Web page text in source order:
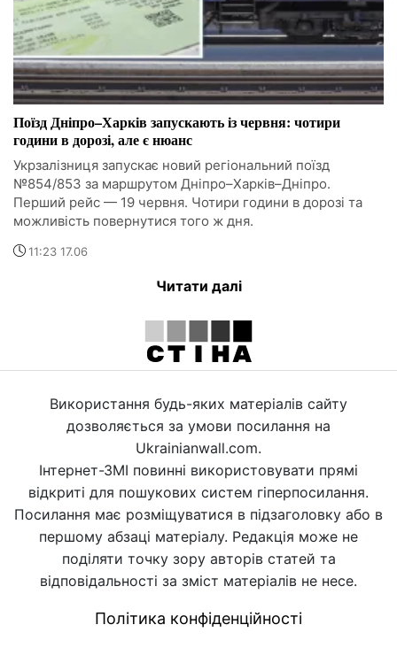
Поїзд Дніпро–Харків запускають із червня: чотири
години в дорозі, але є нюанс
Укрзалізниця запускає новий регіональний поїзд
№854/853 за маршрутом Дніпро–Харків–Дніпро.
Перший рейс — 19 червня. Чотири години в дорозі та
можливість повернутися того ж дня.
11:23 17.06
Читати далі
Використання будь-яких матеріалів сайту
дозволяється за умови посилання на
Ukrainianwall.com.
Інтернет-ЗМІ повинні використовувати прямі
відкриті для пошукових систем гіперпосилання.
Посилання має розміщуватися в підзаголовку або в
першому абзаці матеріалу. Редакція може не
поділяти точку зору авторів статей та
відповідальності за зміст матеріалів не несе.
Політика конфіденційності